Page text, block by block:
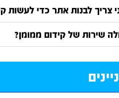
צריך לבנות אתר כדי לעשות
שירות של קידום ממומן?